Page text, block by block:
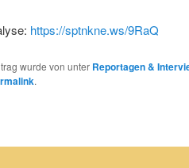
https://sptnkne.ws/9RaQ
wurde von unter Reportagen &
.